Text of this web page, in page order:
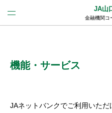
JA山
金融機関コ
(法人JAネッ
機能・サービス
JAネットバンクでご利用いた